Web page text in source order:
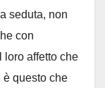
seduta, non
con
loro affetto che
è questo che